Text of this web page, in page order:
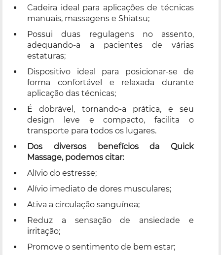
Cadeira ideal para aplicações de técnicas
manuais, massagens e Shiatsu;
Possui duas regulagens no assento,
adequando-a a pacientes de várias
estaturas;
Dispositivo ideal para posicionar-se de
forma confortável e relaxada durante
aplicação das técnicas;
É dobrável, tornando-a prática, e seu
design leve e compacto, facilita o
transporte para todos os lugares.
Dos diversos benefícios da Quick
Massage, podemos citar:
Alívio do estresse;
Alívio imediato de dores musculares;
Ativa a circulação sanguínea;
Reduz a sensação de ansiedade e
irritação;
Promove o sentimento de bem estar;